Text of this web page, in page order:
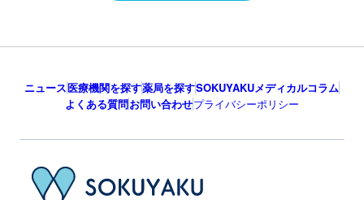
ニュース医療機関を探す薬局を探すSOKUYAKUメディカルコラム
よくある質問お問い合わせプライバシーポリシー